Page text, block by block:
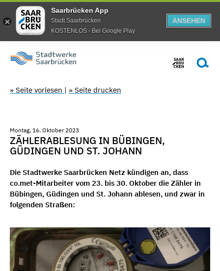
Saarbrücken App
Stadt Saarbrücken
KOSTENLOS - Bei Google Play
ANSEHEN
» Seite vorlesen | » Seite drucken
Montag, 16. Oktober 2023
ZÄHLERABLESUNG IN BÜBINGEN,
GÜDINGEN UND ST. JOHANN
Die Stadtwerke Saarbrücken Netz kündigen an, dass
co.met-Mitarbeiter vom 23. bis 30. Oktober die Zähler in
Bübingen, Güdingen und St. Johann ablesen, und zwar in
folgenden Straßen: